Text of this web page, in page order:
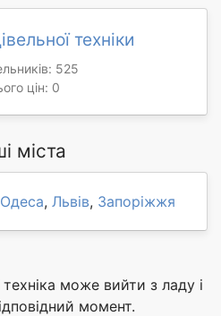
техніки
525
цін: 0
міста
Одеса, Львів, Запоріжжя
може вийти з ладу і
момент.